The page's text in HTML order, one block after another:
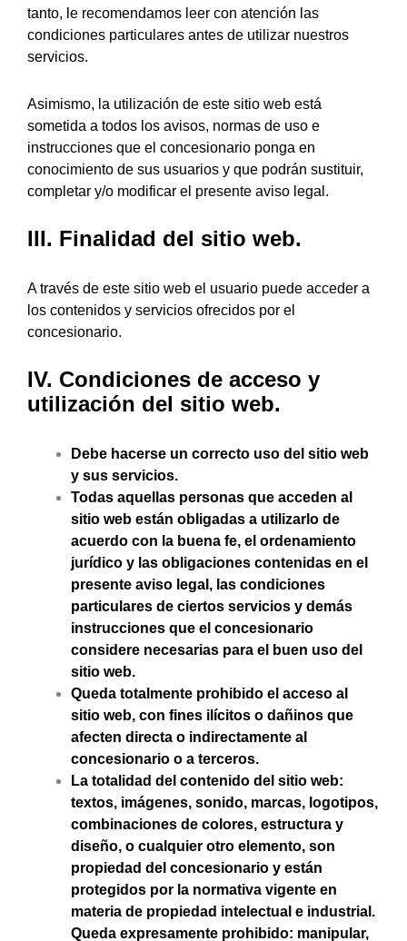
tanto, le recomendamos leer con atención las
condiciones particulares antes de utilizar nuestros
servicios.
Asimismo, la utilización de este sitio web está
sometida a todos los avisos, normas de uso e
instrucciones que el concesionario ponga en
conocimiento de sus usuarios y que podrán sustituir,
completar y/o modificar el presente aviso legal.
III. Finalidad del sitio web.
A través de este sitio web el usuario puede acceder a
los contenidos y servicios ofrecidos por el
concesionario.
IV. Condiciones de acceso y
utilización del sitio web.
Debe hacerse un correcto uso del sitio web
y sus servicios.
Todas aquellas personas que acceden al
sitio web están obligadas a utilizarlo de
acuerdo con la buena fe, el ordenamiento
jurídico y las obligaciones contenidas en el
presente aviso legal, las condiciones
particulares de ciertos servicios y demás
instrucciones que el concesionario
considere necesarias para el buen uso del
sitio web.
Queda totalmente prohibido el acceso al
sitio web, con fines ilícitos o dañinos que
afecten directa o indirectamente al
concesionario o a terceros.
La totalidad del contenido del sitio web:
textos, imágenes, sonido, marcas, logotipos,
combinaciones de colores, estructura y
diseño, o cualquier otro elemento, son
propiedad del concesionario y están
protegidos por la normativa vigente en
materia de propiedad intelectual e industrial.
Queda expresamente prohibido: manipular,